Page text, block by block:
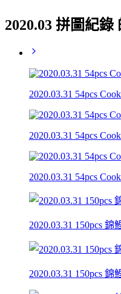
2020.03 拼圖紀錄
2020.03.31 54pcs
2020.03.31 54pcs
2020.03.31 54pcs
2020.03.31 150pcs 錦
2020.03.31 150pcs 錦